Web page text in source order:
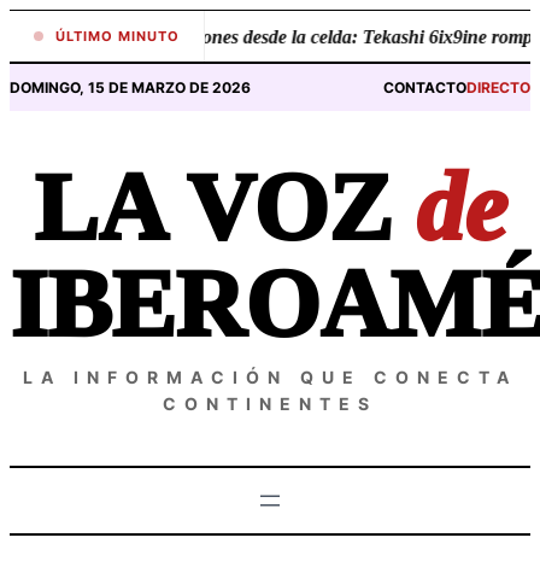
Saltar
al
contenido
ÚLTIMO MINUTO
• Revelaciones desde la celda: Tekashi 6ix9ine
DOMINGO, 15 DE MARZO DE 2026 CONTACTODIRECTO
LA VOZ de
LA INFORMACIÓN QUE CONECTA
CONTINENTES